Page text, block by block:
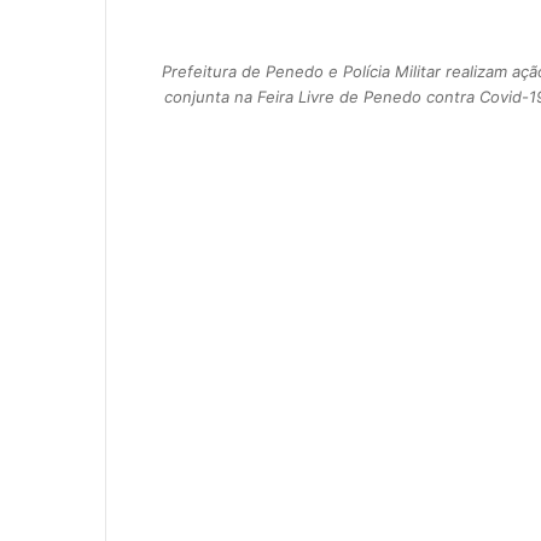
Prefeitura de Penedo e Polícia Militar realizam
conjunta na Feira Livre de Penedo contra Covid-